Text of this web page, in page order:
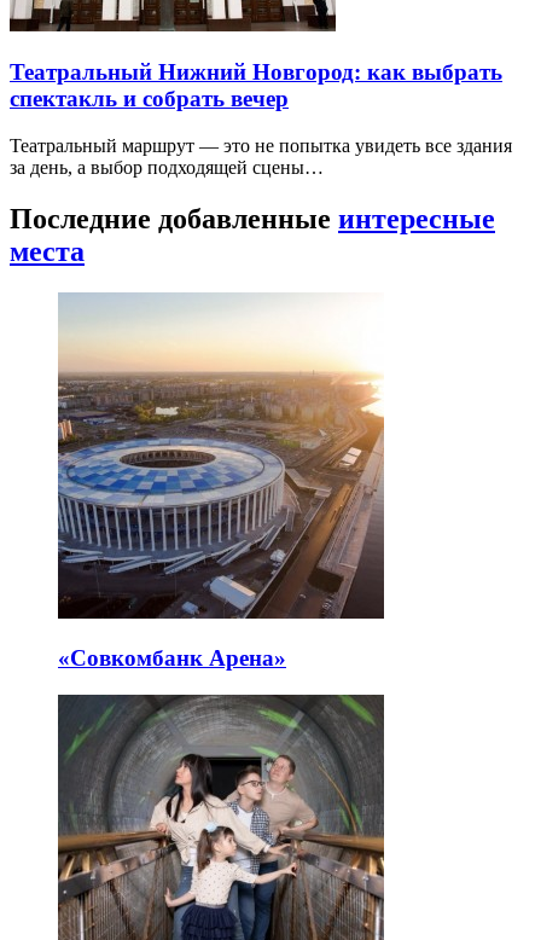
Театральный Нижний Новгород: как выбрать
спектакль и собрать вечер
Театральный маршрут — это не попытка увидеть все здания
за день, а выбор подходящей сцены…
Последние добавленные интересные
места
«Совкомбанк Арена⁠»